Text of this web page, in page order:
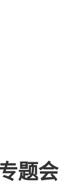
题会